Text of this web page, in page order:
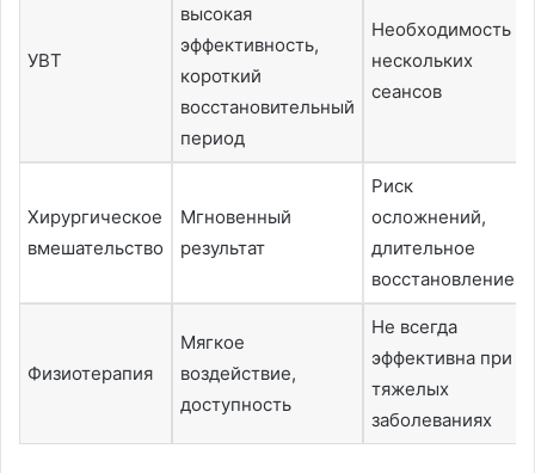
УВТ
высокая
эффективность,
короткий
восстановительный
период
Необходимость
нескольких
сеансов
Хирургическое
вмешательство
Мгновенный
результат
Риск
осложнений,
длительное
восстановление
Физиотерапия
Мягкое
воздействие,
доступность
Не всегда
эффективна при
тяжелых
заболеваниях